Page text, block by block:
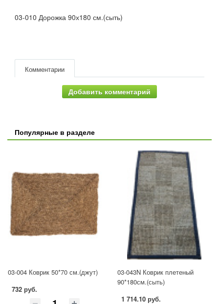
03-010 Дорожка 90х180 см.(сыть)
Комментарии
Добавить комментарий
Популярные в разделе
03-004 Коврик 50*70 см.(джут)
732 руб.
03-043N Коврик плетеный
90*180см.(сыть)
1 714.10 руб.